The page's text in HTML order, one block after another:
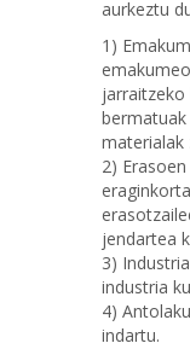
aurkeztu
1)
bermatuak
materialak
2)
jendartea
3)
industria
4)
indartu.